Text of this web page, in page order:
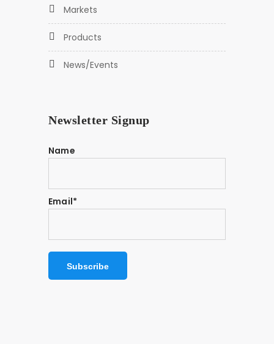
Markets
Products
News/Events
Newsletter Signup
Name
Email*